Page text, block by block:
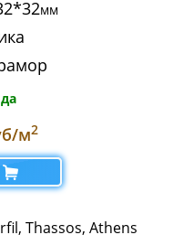
мм
да
м2
Thassos, Athens